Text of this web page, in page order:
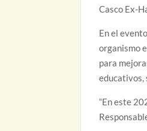
Casco Ex-
En el
organismo
para
educativos,
“En este